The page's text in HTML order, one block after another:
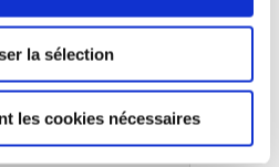
la sélection
les cookies nécessaires